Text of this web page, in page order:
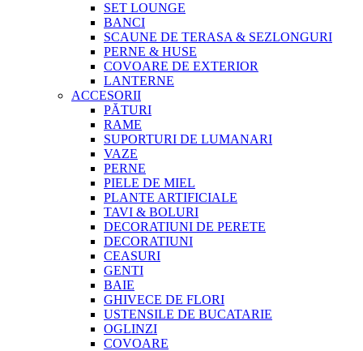
SET LOUNGE
BANCI
SCAUNE DE TERASA & SEZLONGURI
PERNE & HUSE
COVOARE DE EXTERIOR
LANTERNE
ACCESORII
PĂTURI
RAME
SUPORTURI DE LUMANARI
VAZE
PERNE
PIELE DE MIEL
PLANTE ARTIFICIALE
TAVI & BOLURI
DECORATIUNI DE PERETE
DECORATIUNI
CEASURI
GENTI
BAIE
GHIVECE DE FLORI
USTENSILE DE BUCATARIE
OGLINZI
COVOARE